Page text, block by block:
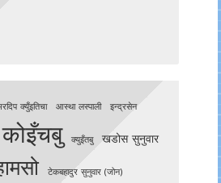
क्युँइतिचा आस्था लस्पाली इन्द्रसेन
कोइँचबु क्युइँतबु खडोस सुनुवार
टेकबहादुर सुनुवार (जोन)